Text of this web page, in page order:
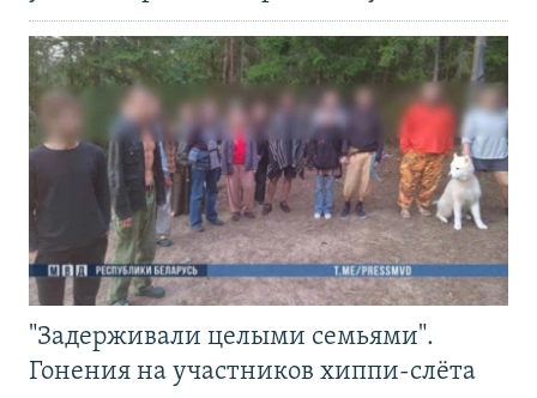
"Задерживали целыми семьями".
Гонения на участников хиппи-слёта